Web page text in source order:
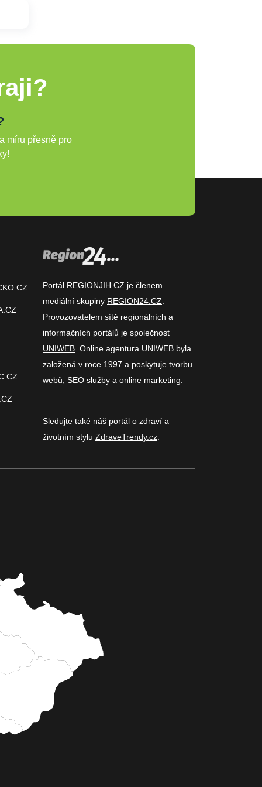
míru přesně pro
Portál REGIONJIH.CZ je členem
mediální skupiny REGION24.CZ
Provozovatelem sítě regionálních a
informačních portálů je společnost
UNIWEB . Online agentura UNIWEB byla
založená v roce 1997 a poskytuje tvorbu
webů, SEO služby a online marketing.
Sledujte také náš portál o zdraví a
životním stylu ZdraveTrendy.cz